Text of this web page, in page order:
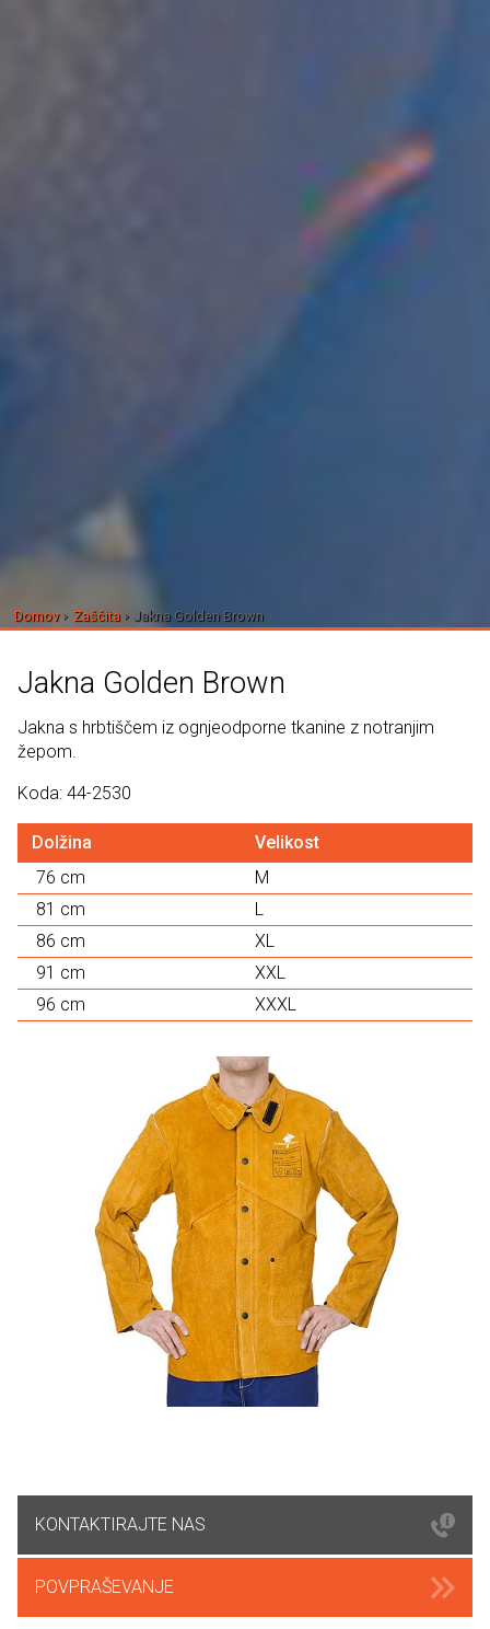
Domov Zaščita Jakna Golden Brown
Jakna Golden Brown
Jakna s hrbtiščem iz ognjeodporne tkanine z notranjim
žepom.
Koda: 44-2530
Dolžina
Velikost
76 cm
M
81 cm
L
86 cm
XL
91 cm
XXL
96 cm
XXXL
KONTAKTIRAJTE NAS
POVPRAŠEVANJE